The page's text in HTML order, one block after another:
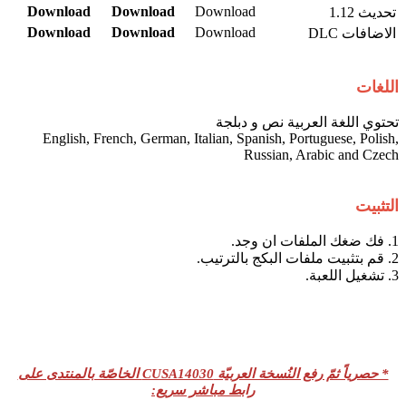
تحديث 1.12
Download
Download
Download
الاضافات DLC
Download
Download
Download
اللغات
تحتوي اللغة العربية نص و دبلجة
English, French, German, Italian, Spanish, Portuguese, Polish,
Russian, Arabic and Czech
التثبيت
1. فك ضغك الملفات ان وجد.
2. قم بتثبيت ملفات البكج بالترتيب.
3. تشغيل اللعبة.
* حصرياً ثمّ رفع النُسخة العربيّة CUSA14030 الخاصّة بالمنتدى على
رابط مباشر سريع: